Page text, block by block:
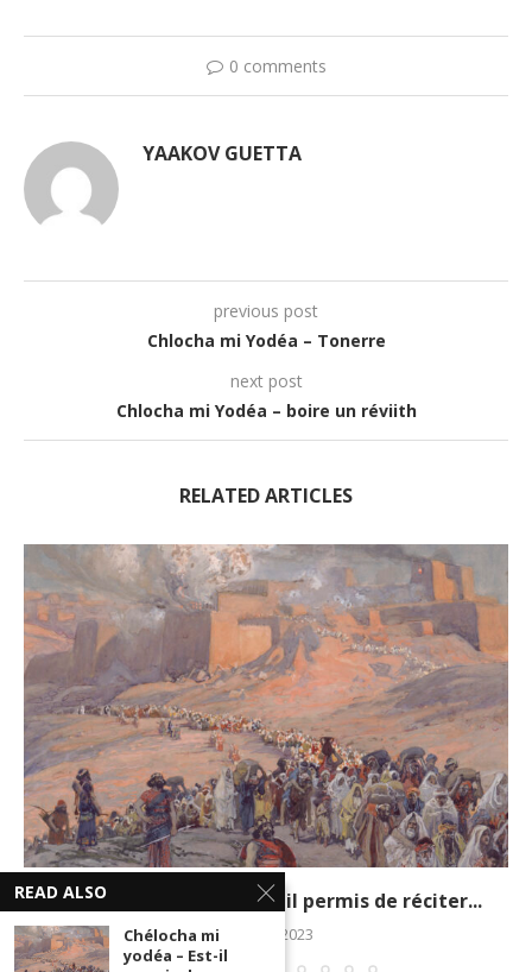
0 comments
YAAKOV GUETTA
previous post
Chlocha mi Yodéa – Tonerre
next post
Chlocha mi Yodéa – boire un réviith
RELATED ARTICLES
Chélocha mi yodéa – Est-il permis de réciter...
27 juillet 2023
READ ALSO
Chélocha mi
yodéa – Est-il